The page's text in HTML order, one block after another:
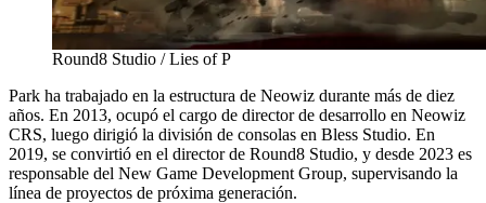
Round8 Studio / Lies of P
Park ha trabajado en la estructura de Neowiz durante más de diez
años. En 2013, ocupó el cargo de director de desarrollo en Neowiz
CRS, luego dirigió la división de consolas en Bless Studio. En
2019, se convirtió en el director de Round8 Studio, y desde 2023 es
responsable del New Game Development Group, supervisando la
línea de proyectos de próxima generación.